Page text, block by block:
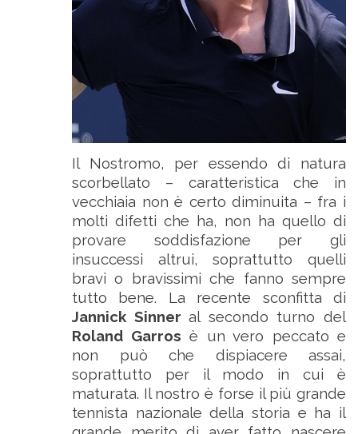
Il Nostromo, per essendo di natura
scorbellato – caratteristica che in
vecchiaia non è certo diminuita – fra i
molti difetti che ha, non ha quello di
provare soddisfazione per gli
insuccessi altrui, soprattutto quelli
bravi o bravissimi che fanno sempre
tutto bene. La recente sconfitta di
Jannick Sinneral secondo turno del
Roland Garros è un vero peccato e
non può che dispiacere assai,
soprattutto per il modo in cui è
maturata. Il nostro è forse il più grande
tennista nazionale della storia e ha il